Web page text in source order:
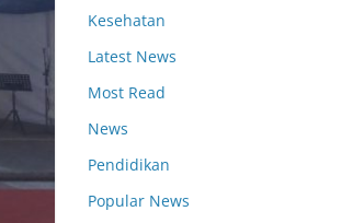
Kesehatan
Latest News
Most Read
News
Pendidikan
Popular News